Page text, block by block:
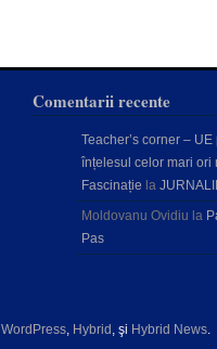
Comentarii recente
Teacher’s corner – UE
înțelesul celor mari ori
Fascinație la
Moldovanu Ovidiu la
Pas
WordPress, Hybrid , şi Hybrid News.